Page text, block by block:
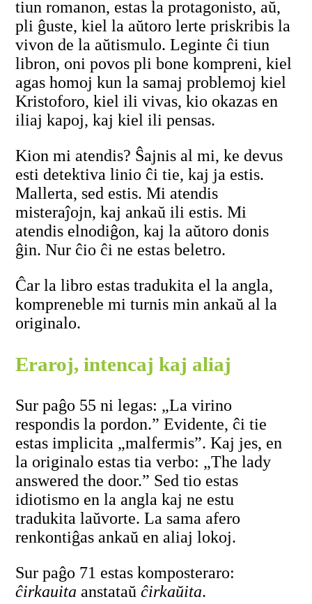
tiun romanon, estas la protagonisto, aŭ,
pli ĝuste, kiel la aŭtoro lerte priskribis la
vivon de la aŭtismulo. Leginte ĉi tiun
libron, oni povos pli bone kompreni, kiel
agas homoj kun la samaj problemoj kiel
Kristoforo, kiel ili vivas, kio okazas en
iliaj kapoj, kaj kiel ili pensas.
Kion mi atendis? Ŝajnis al mi, ke devus
esti detektiva linio ĉi tie, kaj ja estis.
Mallerta, sed estis. Mi atendis
misteraĵojn, kaj ankaŭ ili estis. Mi
atendis elnodiĝon, kaj la aŭtoro donis
ĝin. Nur ĉio ĉi ne estas beletro.
Ĉar la libro estas tradukita el la angla,
kompreneble mi turnis min ankaŭ al la
originalo.
Eraroj, intencaj kaj aliaj
Sur paĝo 55 ni legas: „La virino
respondis la pordon.” Evidente, ĉi tie
estas implicita „malfermis”. Kaj jes, en
la originalo estas tia verbo: „The lady
answered the door.” Sed tio estas
idiotismo en la angla kaj ne estu
tradukita laŭvorte. La sama afero
renkontiĝas ankaŭ en aliaj lokoj.
Sur paĝo 71 estas komposteraro:
ĉirkauita anstataŭĉirkaŭita.